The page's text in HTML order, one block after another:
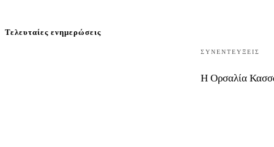
Τελευταίες ενημερώσεις
ΣΥΝΕΝΤΕΎΞΕΙΣ
Η Ορσαλία